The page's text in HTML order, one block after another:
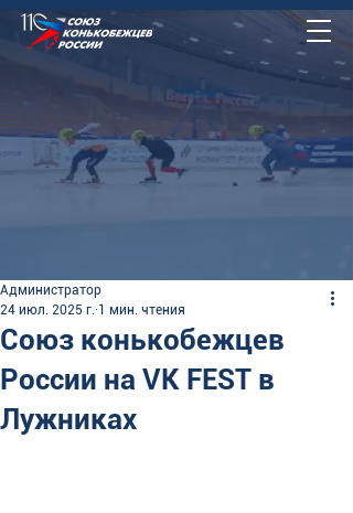
Союз конькобежцев
России на VK FEST в
Лужниках
Администратор
24 июл. 2025 г. 1 мин. чтения